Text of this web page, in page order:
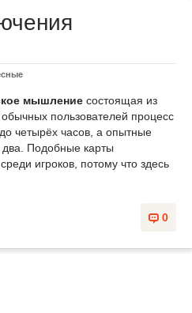
мышление состоящая из
пользователей процесс
четырёх часов, а опытные
два. Подобные карты
игроков, потому что здесь
0